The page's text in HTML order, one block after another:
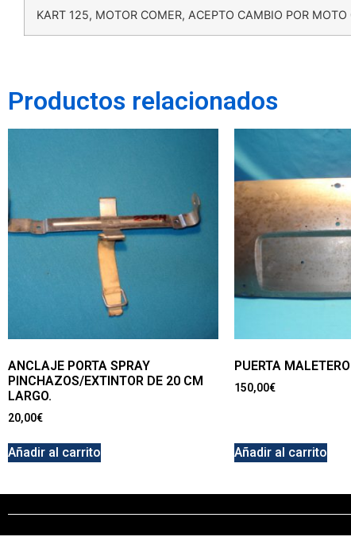
KART 125, MOTOR COMER, ACEPTO CAMBIO POR
Productos relacionados
ANCLAJE PORTA SPRAY
PINCHAZOS/EXTINTOR DE 20 CM
LARGO.
20,00€
Añadir al carrito
PUERTA
150,00€
Añadir al carrito